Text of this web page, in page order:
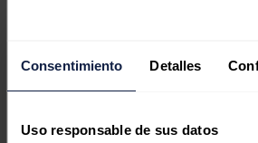
Consentimiento Detalles
Uso responsable de sus datos
Iberdrola invertirá
modernizar las redes